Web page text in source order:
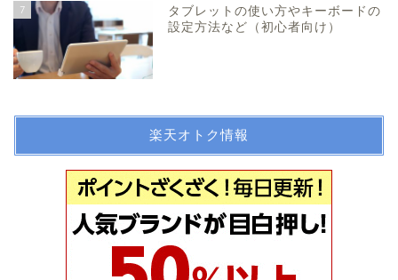
7
タブレットの使い方やキーボードの
設定方法など（初心者向け）
楽天オトク情報